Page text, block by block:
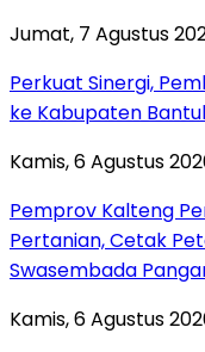
Jumat, 7 Agustus
Perkuat Sinergi,
ke Kabupaten Bantul
Kamis, 6 Agustus
Pemprov Kalteng
Pertanian, Cetak
Swasembada
Kamis, 6 Agustus